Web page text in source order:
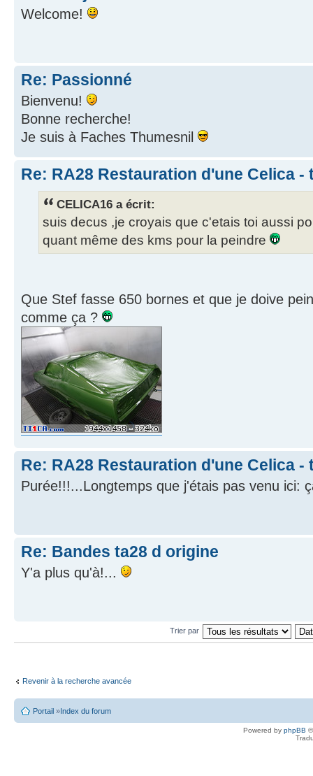
Welcome!
Re: Passionné
Bienvenu!
Bonne recherche!
Je suis à Faches Thumesnil
Re: RA28 Restauration d'une Celica -
CELICA16 a écrit:
suis decus ,je croyais que c'etais toi aussi
quant même des kms pour la peindre
Que Stef fasse 650 bornes et que je doive
comme ça ?
Re: RA28 Restauration d'une Celica -
Purée!!!...Longtemps que j'étais pas venu ici:
Re: Bandes ta28 d origine
Y'a plus qu'à!...
Trier par
Revenir à la recherche avancée
Portail »Index du forum
Powered by phpBB